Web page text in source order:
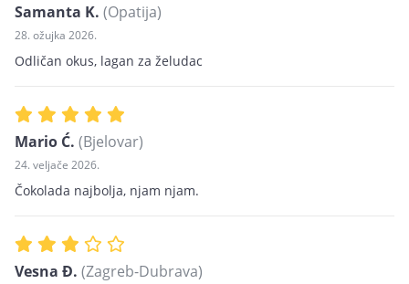
Samanta K. (Opatija)
28. ožujka 2026.
Odličan okus, lagan za želudac
Mario Ć. (Bjelovar)
24. veljače 2026.
Čokolada najbolja, njam njam.
Vesna Đ. (Zagreb-Dubrava)